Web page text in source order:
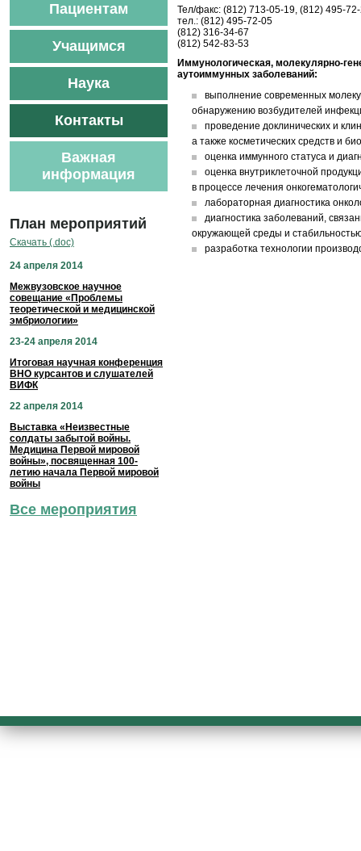
Пациентам
Учащимся
Наука
Контакты
Важная
информация
План мероприятий
Скачать (.doc)
24 апреля 2014
Межвузовское научное
совещание «Проблемы
теоретической и медицинской
эмбриологии»
23-24 апреля 2014
Итоговая научная конференция
ВНО курсантов и слушателей
ВИФК
22 апреля 2014
Выставка «Неизвестные
солдаты забытой войны.
Медицина Первой мировой
войны», посвященная 100-
летию начала Первой мировой
войны
Все мероприятия
Тел/факс: (812) 713-05-19, (812) 495-
тел.: (812) 495-72-05
(812) 316-34-67
(812) 542-83-53
Иммунологическая, молекулярно-
аутоиммунных заболеваний:
выполнение современных
обнаружению возбудителей
проведение доклинических и
а также косметических средств и
оценка иммунного статуса и
оценка внутриклеточной
в процессе лечения
лабораторная диагностика
диагностика заболеваний,
окружающей среды и стабильностью
разработка технологии